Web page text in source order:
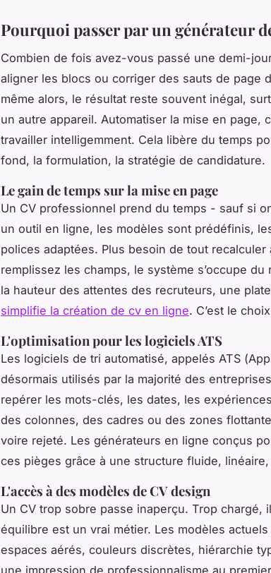
Pourquoi passer par un générateur
Combien de fois avez-vous passé une demi-
aligner les blocs ou corriger des sauts de page
même alors, le résultat reste souvent inégal,
un autre appareil. Automatiser la mise en page,
travailler intelligemment. Cela libère du temps
fond, la formulation, la stratégie de candidature.
Le gain de temps sur la mise en page
Un CV professionnel prend du temps - sauf si
un outil en ligne, les modèles sont prédéfinis,
polices adaptées. Plus besoin de tout
remplissez les champs, le système s’occupe
la hauteur des attentes des recruteurs, une
simplifie la création de cv en ligne. C’est le
L'optimisation pour les logiciels ATS
Les logiciels de tri automatisé, appelés ATS (
désormais utilisés par la majorité des
repérer les mots-clés, les dates, les
des colonnes, des cadres ou des zones
voire rejeté. Les générateurs en ligne conçus
ces pièges grâce à une structure fluide,
L'accès à des modèles de CV design
Un CV trop sobre passe inaperçu. Trop chargé,
équilibre est un vrai métier. Les modèles
espaces aérés, couleurs discrètes, hiérarchie